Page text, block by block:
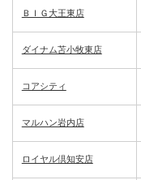
ＢＩＧ大王東店
ダイナム苫小牧東店
コアシティ
マルハン岩内店
ロイヤル倶知安店